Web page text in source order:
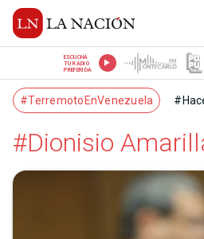
ESCUCHÁ
TU RADIO
PREFERIDA
#TerremotoEnVenezuela
#Dionisio